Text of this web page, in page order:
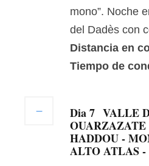
mono”. Noche
del Dadès con
Distancia en
Tiempo de
Dia 7 VALLE
HADDOU -
ALTO ATLAS